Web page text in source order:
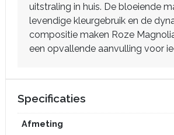
uitstraling in huis. De bloeiende
levendige kleurgebruik en de
compositie maken Roze
een opvallende aanvulling voor
Specificaties
Afmeting